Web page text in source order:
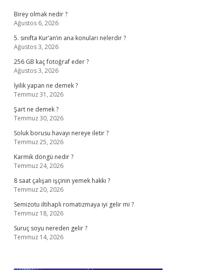
Birey olmak nedir ?
Ağustos 6, 2026
5. sınıfta Kur’an’ın ana konuları nelerdir ?
Ağustos 3, 2026
256 GB kaç fotoğraf eder ?
Ağustos 3, 2026
İyilik yapan ne demek ?
Temmuz 31, 2026
Şart ne demek ?
Temmuz 30, 2026
Soluk borusu havayı nereye iletir ?
Temmuz 25, 2026
Karmik döngü nedir ?
Temmuz 24, 2026
8 saat çalışan işçinin yemek hakkı ?
Temmuz 20, 2026
Semizotu iltihaplı romatizmaya iyi gelir mi ?
Temmuz 18, 2026
Suruç soyu nereden gelir ?
Temmuz 14, 2026